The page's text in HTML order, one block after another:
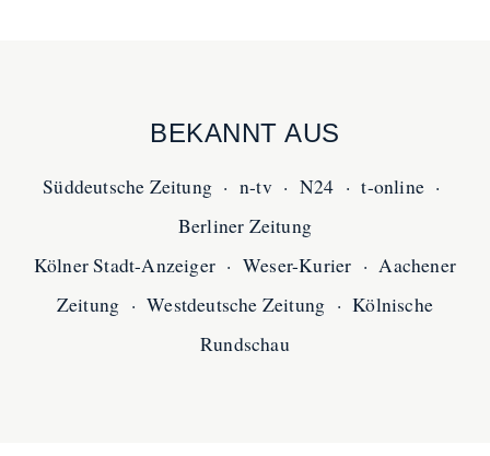
BEKANNT AUS
Süddeutsche Zeitung · n-tv · N24 · t-online ·
Berliner Zeitung
Kölner Stadt-Anzeiger · Weser-Kurier · Aachener
Zeitung · Westdeutsche Zeitung · Kölnische
Rundschau